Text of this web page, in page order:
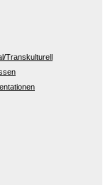
Transkulturell